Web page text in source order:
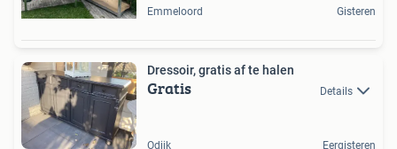
Emmeloord Gisteren
Dressoir, gratis af te halen
Gratis Details
Odijk Eergisteren